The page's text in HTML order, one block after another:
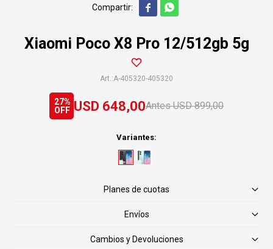
 
Xiaomi Poco X8 Pro 12/512gb 5g
A-405320-405320
USD 648,00 USD 899,00
27
Variantes:
Planes de cuotas
Envíos
Cambios y Devoluciones